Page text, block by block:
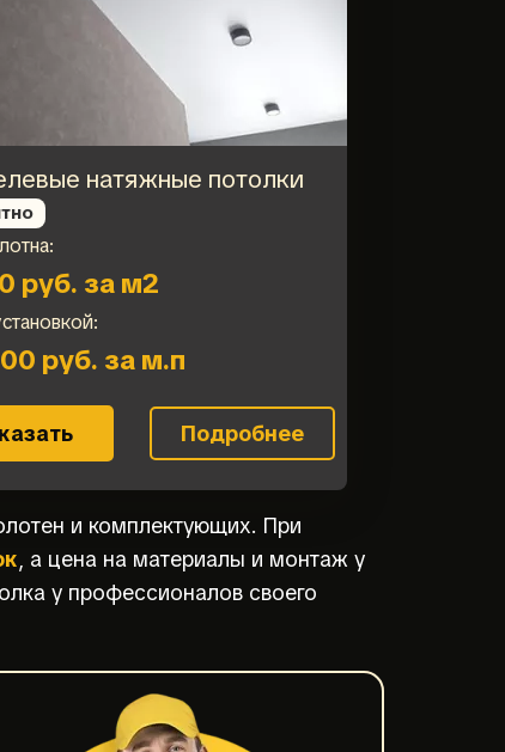
натяжные потолки
руб. за м2
руб. за м.п
Подробнее
и комплектующих. При
, а цена на материалы и монтаж у
у профессионалов своего